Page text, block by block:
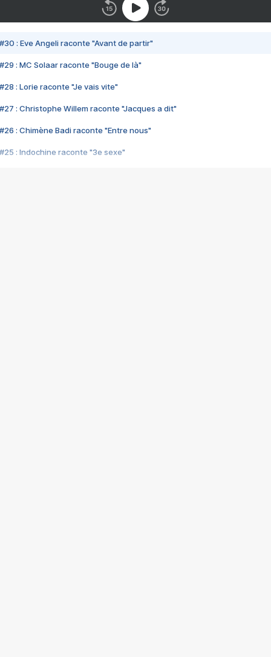
#30 : Eve Angeli raconte "Avant de partir"
#29 : MC Solaar raconte "Bouge de là"
#28 : Lorie raconte "Je vais vite"
#27 : Christophe Willem raconte "Jacques a dit"
#26 : Chimène Badi raconte "Entre nous"
#25 : Indochine raconte "3e sexe"